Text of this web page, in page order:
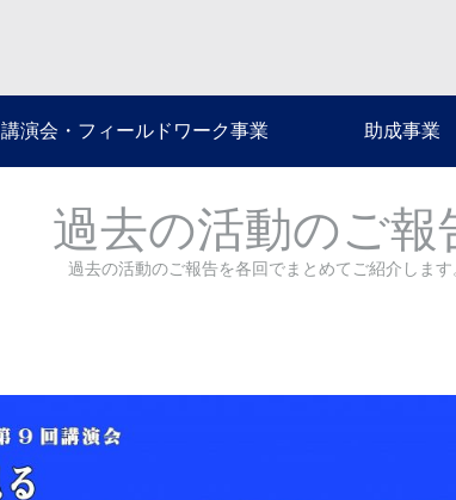
講演会・フィールドワーク事業 助成事業
過去の活動のご報
過去の活動のご報告を各回でまとめてご紹介します